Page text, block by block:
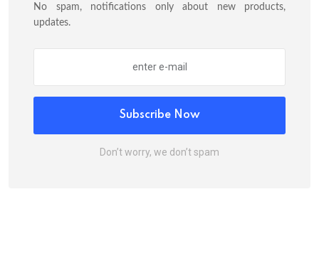
No spam, notifications only about new products,
updates.
Subscribe Now
Don’t worry, we don’t spam